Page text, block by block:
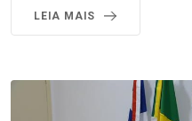
LEIA MAIS